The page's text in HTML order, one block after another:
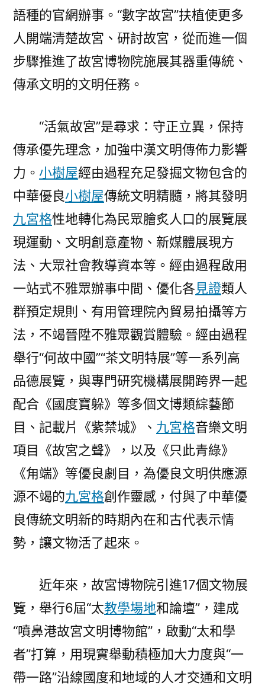
語種的官網辦事。“數字故宮”扶植使更多
人開端清楚故宮、研討故宮，從而進一個
步驟推進了故宮博物院施展其器重傳統、
傳承文明的文明任務。
“活氣故宮”是尋求：守正立異，保持
傳承優先理念，加強中漢文明傳佈力影響
力。 小樹屋經由過程充足發掘文物包含的
中華優良小樹屋傳統文明精髓，將其發明
九宮格性地轉化為民眾膾炙人口的展覽展
現運動、文明創意產物、新媒體展現方
法、大眾社會教導資本等。經由過程啟用
一站式不雅眾辦事中間、優化各見證類人
群預定規則、有用管理院內貿易拍攝等方
法，不竭晉陞不雅眾觀賞體驗。經由過程
舉行“何故中國”“茶文明特展”等一系列高
品德展覽，與專門研究機構展開跨界一起
配合《國度寶躲》等多個文博類綜藝節
目、記載片《紫禁城》、 九宮格音樂文明
項目《故宮之聲》，以及《只此青綠》
《甪端》等優良劇目，為優良文明供應源
源不竭的九宮格創作靈感，付與了中華優
良傳統文明新的時期內在和古代表示情
勢，讓文物活了起來。
近年來，故宮博物院引進17個文物展
覽，舉行6屆“太教學場地和論壇”，建成
“噴鼻港故宮文明博物館”，啟動“太和學
者”打算，用現實舉動積極加大力度與“一
帶一路”沿線國度和地域的人才交通和文明